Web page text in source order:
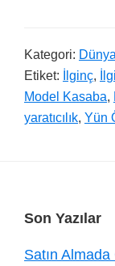
Kategori: Dünya
Etiket:
İlginç,
Model Kasaba,
yaratıcılık, Yün
Footer
Son Yazılar
Satın